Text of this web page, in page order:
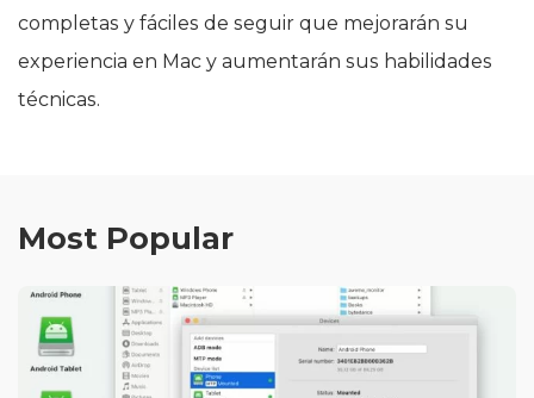
completas y fáciles de seguir que mejorarán su
experiencia en Mac y aumentarán sus habilidades
técnicas.
Most Popular